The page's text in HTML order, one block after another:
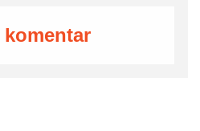
komentar